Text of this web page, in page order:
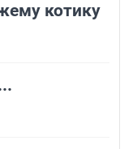
котику